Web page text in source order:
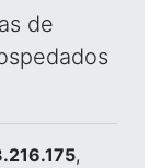
de
,